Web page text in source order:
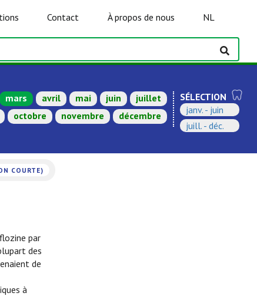
Contact À propos de nous NL
mars avril mai juin
juillet
octobre novembre décembre
SÉLECTION
janv. - juin
juill. - déc.
COURTE)
par
des
de
à